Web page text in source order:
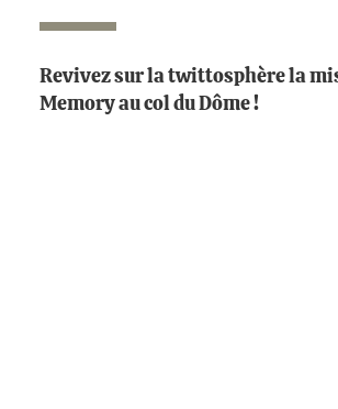
Revivez sur la twittosphère la
Memory au col du Dôme !